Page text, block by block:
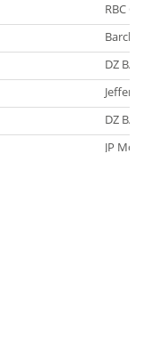
RBC
DZ
DZ
JP